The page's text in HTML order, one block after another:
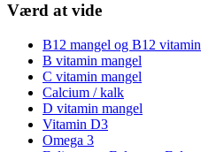
Værd at vide
B12 mangel og B12 vitamin
B vitamin mangel
C vitamin mangel
Calcium / kalk
D vitamin mangel
Vitamin D3
Omega 3